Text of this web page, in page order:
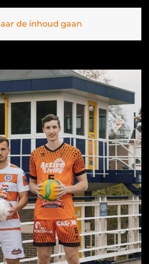
de inhoud gaan